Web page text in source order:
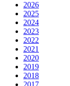
2026
2025
2024
2023
2022
2021
2020
2019
2018